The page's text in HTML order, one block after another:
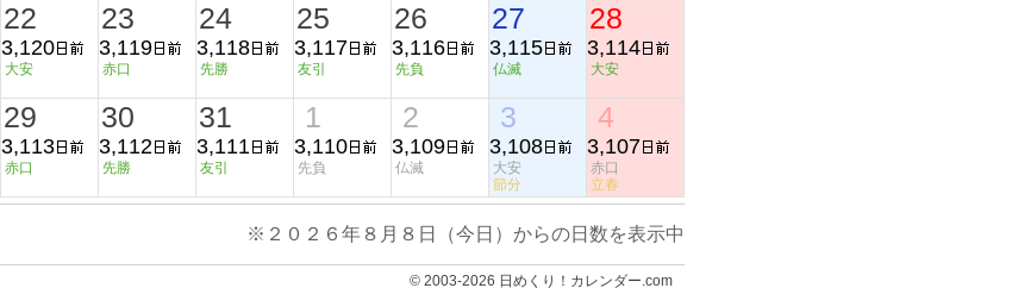
22
3,120
大安
23
3,119
赤口
24
3,118
先勝
25
3,117
友引
26
3,116
先負
27
3,115
仏滅
28
3,114
大安
29
3,113
赤口
30
3,112
先勝
31
3,111
友引
1
3,110
先負
2
3,109
仏滅
3
3,108
大安
節分
4
3,107
赤口
立春
※２０２６年８月８日（今日）からの日数を表示中
© 2003-2026 日めくり！カレンダー.com